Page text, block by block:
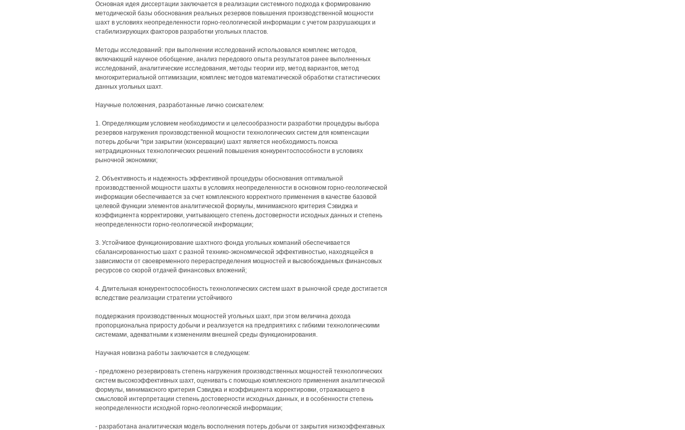
Основная идея диссертации заключается в реализации системного подхода к формированию
методической базы обоснования реальных резервов повышения производственной мощности
шахт в условиях неопределенности горно-геологической информации с учетом разрушающих и
стабилизирующих факторов разработки угольных пластов.
Методы исследований: при выполнении исследований использовался комплекс методов,
включающий научное обобщение, анализ передового опыта результатов ранее выполненных
исследований, аналитические исследования, методы теории игр, метод вариантов, метод
многокритериальной оптимизации, комплекс методов математической обработки статистических
данных угольных шахт.
Научные положения, разработанные лично соискателем:
1. Определяющим условием необходимости и целесообразности разработки процедуры выбора
резервов нагружения производственной мощности технологических систем для компенсации
потерь добычи "при закрытии (консервации) шахт является необходимость поиска
нетрадиционных технологических решений повышения конкурентоспособности в условиях
рыночной экономики;
2. Объективность и надежность эффективной процедуры обоснования оптимальной
производственной мощности шахты в условиях неопределенности в основном горно-геологической
информации обеспечивается за счет комплексного корректного применения в качестве базовой
целевой функции элементов аналитической формулы, минимаксного критерия Сэвиджа и
коэффициента корректировки, учитывающего степень достоверности исходных данных и степень
неопределенности горно-геологической информации;
3. Устойчивое функционирование шахтного фонда угольных компаний обеспечивается
сбалансированностью шахт с разной технико-экономической эффективностью, находящейся в
зависимости от своевременного перераспределения мощностей и высвобождаемых финансовых
ресурсов со скорой отдачей финансовых вложений;
4. Длительная конкурентоспособность технологических систем шахт в рыночной среде достигается
вследствие реализации стратегии устойчивого
поддержания производственных мощностей угольных шахт, при этом величина дохода
пропорциональна приросту добычи и реализуется на предприятиях с гибкими технологическими
системами, адекватными к изменениям внешней среды функционирования.
Научная новизна работы заключается в следующем:
- предложено резервировать степень нагружения производственных мощностей технологических
систем высокоэффективных шахт, оценивать с помощью комплексного применения аналитической
формулы, минимаксного критерия Сэвиджа и коэффициента корректировки, отражающего в
смысловой интерпретации степень достоверности исходных данных, и в особенности степень
неопределенности исходной горно-геологической информации;
- разработана аналитическая модель восполнения потерь добычи от закрытия низкоэффекгавных